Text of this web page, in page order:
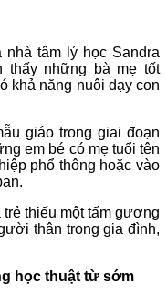
tâm lý học Sandra
thấy những bà mẹ tốt
khả năng nuôi dạy con
giáo trong giai đoạn
em bé có mẹ tuổi tên
phổ thông hoặc vào
thiếu một tấm gương
thân trong gia đình,
học thuật từ sớm